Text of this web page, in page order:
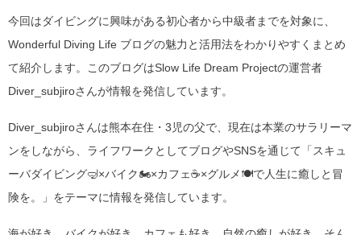
「Wonderful Diving Life」おすすめのブログを完全ガイド
今回はダイビングに興味がある初心者から中級者までを対象に、
Wonderful Diving Life ブログの魅力と活用法をわかりやすくまとめ
て紹介します。このブログはSlow Life Dream Projectの運営者
Diver_subjiroさんが情報を発信しています。
Diver_subjiroさんは熊本在住・3児の父で、現在は本業のサラリーマ
ンをしながら、ライフワークとしてブログやSNSを通じて「スキュ
ーバダイビング🤿×バイク🏍️×カフェ☕×グルメ🍽️で人生に癒しと冒
険を。」をテーマに情報を発信しています。